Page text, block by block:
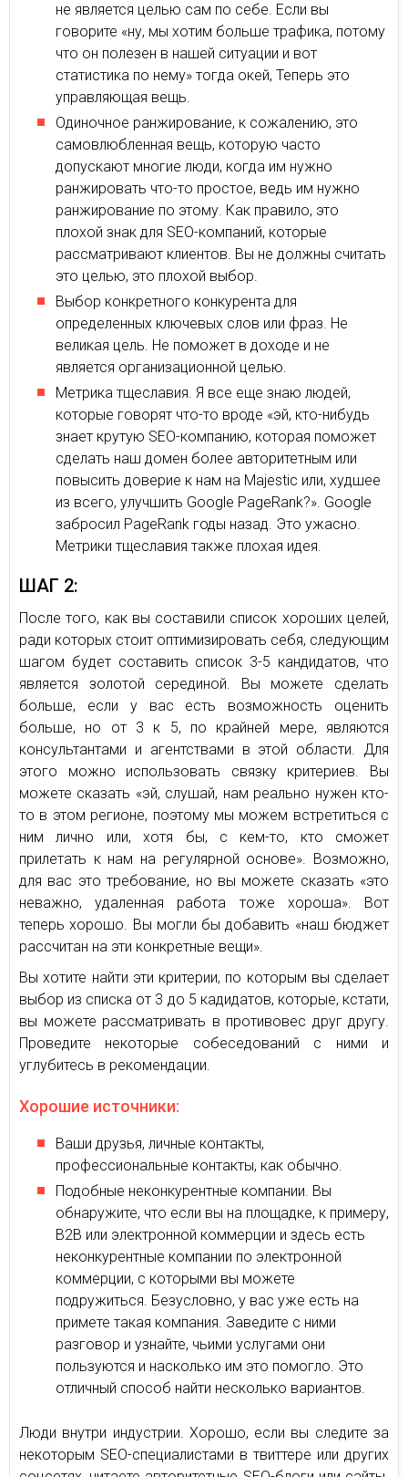
не является целью сам по себе. Если вы
говорите «ну, мы хотим больше трафика, потому
что он полезен в нашей ситуации и вот
статистика по нему» тогда окей, Теперь это
управляющая вещь.
Одиночное ранжирование, к сожалению, это
самовлюбленная вещь, которую часто
допускают многие люди, когда им нужно
ранжировать что-то простое, ведь им нужно
ранжирование по этому. Как правило, это
плохой знак для SEO-компаний, которые
рассматривают клиентов. Вы не должны считать
это целью, это плохой выбор.
Выбор конкретного конкурента для
определенных ключевых слов или фраз. Не
великая цель. Не поможет в доходе и не
является организационной целью.
Метрика тщеславия. Я все еще знаю людей,
которые говорят что-то вроде «эй, кто-нибудь
знает крутую SEO-компанию, которая поможет
сделать наш домен более авторитетным или
повысить доверие к нам на Majestic или, худшее
из всего, улучшить Google PageRank?». Google
забросил PageRank годы назад. Это ужасно.
Метрики тщеславия также плохая идея.
ШАГ 2:
После того, как вы составили список хороших целей,
ради которых стоит оптимизировать себя, следующим
шагом будет составить список 3-5 кандидатов, что
является золотой серединой. Вы можете сделать
больше, если у вас есть возможность оценить
больше, но от 3 к 5, по крайней мере, являются
консультантами и агентствами в этой области. Для
этого можно использовать связку критериев. Вы
можете сказать «эй, слушай, нам реально нужен кто-
то в этом регионе, поэтому мы можем встретиться с
ним лично или, хотя бы, с кем-то, кто сможет
прилетать к нам на регулярной основе». Возможно,
для вас это требование, но вы можете сказать «это
неважно, удаленная работа тоже хороша». Вот
теперь хорошо. Вы могли бы добавить «наш бюджет
рассчитан на эти конкретные вещи».
Вы хотите найти эти критерии, по которым вы сделает
выбор из списка от 3 до 5 кадидатов, которые, кстати,
вы можете рассматривать в противовес друг другу.
Проведите некоторые собеседований с ними и
углубитесь в рекомендации.
Хорошие источники:
Ваши друзья, личные контакты,
профессиональные контакты, как обычно.
Подобные неконкурентные компании. Вы
обнаружите, что если вы на площадке, к примеру,
В2В или электронной коммерции и здесь есть
неконкурентные компании по электронной
коммерции, с которыми вы можете
подружиться. Безусловно, у вас уже есть на
примете такая компания. Заведите с ними
разговор и узнайте, чьими услугами они
пользуются и насколько им это помогло. Это
отличный способ найти несколько вариантов.
Люди внутри индустрии. Хорошо, если вы следите за
некоторым SEO-специалистами в твиттере или других